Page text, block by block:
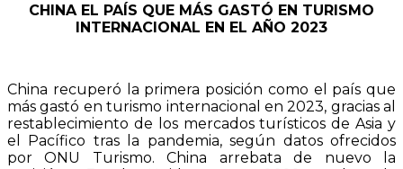
CHINA EL PAÍS QUE MÁS GASTÓ EN TURISMO
INTERNACIONAL EN EL AÑO 2023
China recuperó la primera posición como el país que
más gastó en turismo internacional en 2023, gracias al
restablecimiento de los mercados turísticos de Asia y
el Pacífico tras la pandemia, según datos ofrecidos
por ONU Turismo. China arrebata de nuevo la